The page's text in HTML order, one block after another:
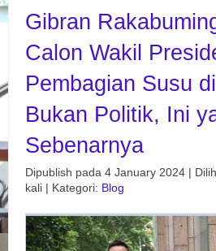
Gibran
Calon Wakil
Pembagian Susu
Bukan Politik, Ini
Sebenarnya
Dipublish pada 4 January 2024 |
kali | Kategori: Blog